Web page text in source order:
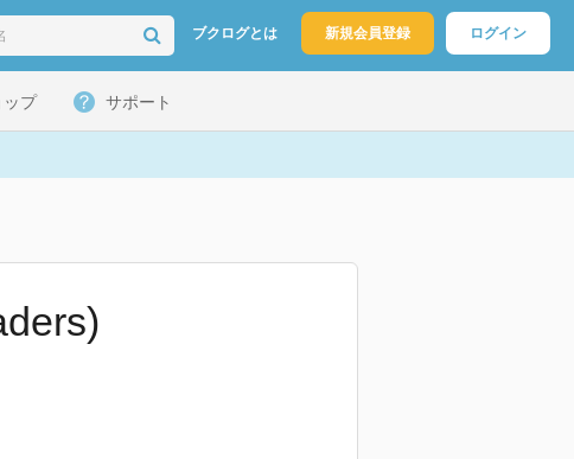
ブクログとは 新規会員登録 ログイン
ップ サポート